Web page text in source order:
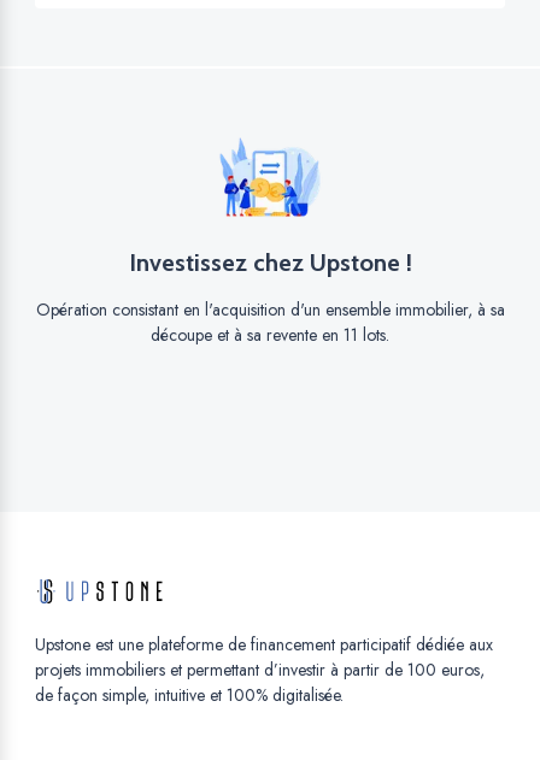
Investissez chez Upstone !
Opération consistant en l'acquisition d'un ensemble immobilier, à sa
découpe et à sa revente en 11 lots.
Upstone est une plateforme de financement participatif dédiée aux
projets immobiliers et permettant d’investir à partir de 100 euros,
de façon simple, intuitive et 100% digitalisée.